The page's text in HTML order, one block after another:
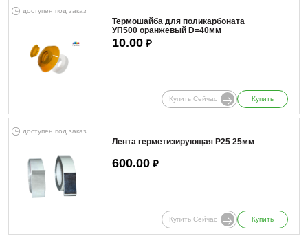
доступен под заказ
Термошайба для поликарбоната
УП500 оранжевый D=40мм
10.00 ₽
Купить Сейчас Купить
доступен под заказ
Лента герметизирующая Р25 25мм
600.00 ₽
Купить Сейчас Купить